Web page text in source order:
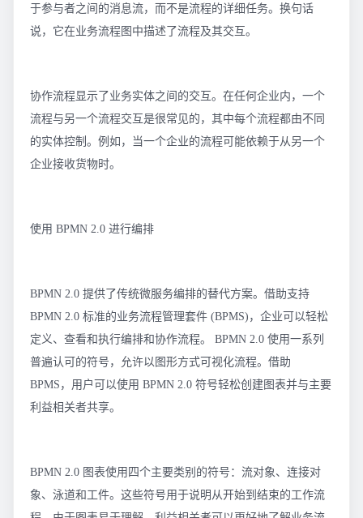
于参与者之间的消息流，而不是流程的详细任务。换句话
说，它在业务流程图中描述了流程及其交互。
协作流程显示了业务实体之间的交互。在任何企业内，一个
流程与另一个流程交互是很常见的，其中每个流程都由不同
的实体控制。例如，当一个企业的流程可能依赖于从另一个
企业接收货物时。
使用 BPMN 2.0 进行编排
BPMN 2.0 提供了传统微服务编排的替代方案。借助支持
BPMN 2.0 标准的业务流程管理套件 (BPMS)，企业可以轻松
定义、查看和执行编排和协作流程。 BPMN 2.0 使用一系列
普遍认可的符号，允许以图形方式可视化流程。借助
BPMS，用户可以使用 BPMN 2.0 符号轻松创建图表并与主要
利益相关者共享。
BPMN 2.0 图表使用四个主要类别的符号：流对象、连接对
象、泳道和工件。这些符号用于说明从开始到结束的工作流